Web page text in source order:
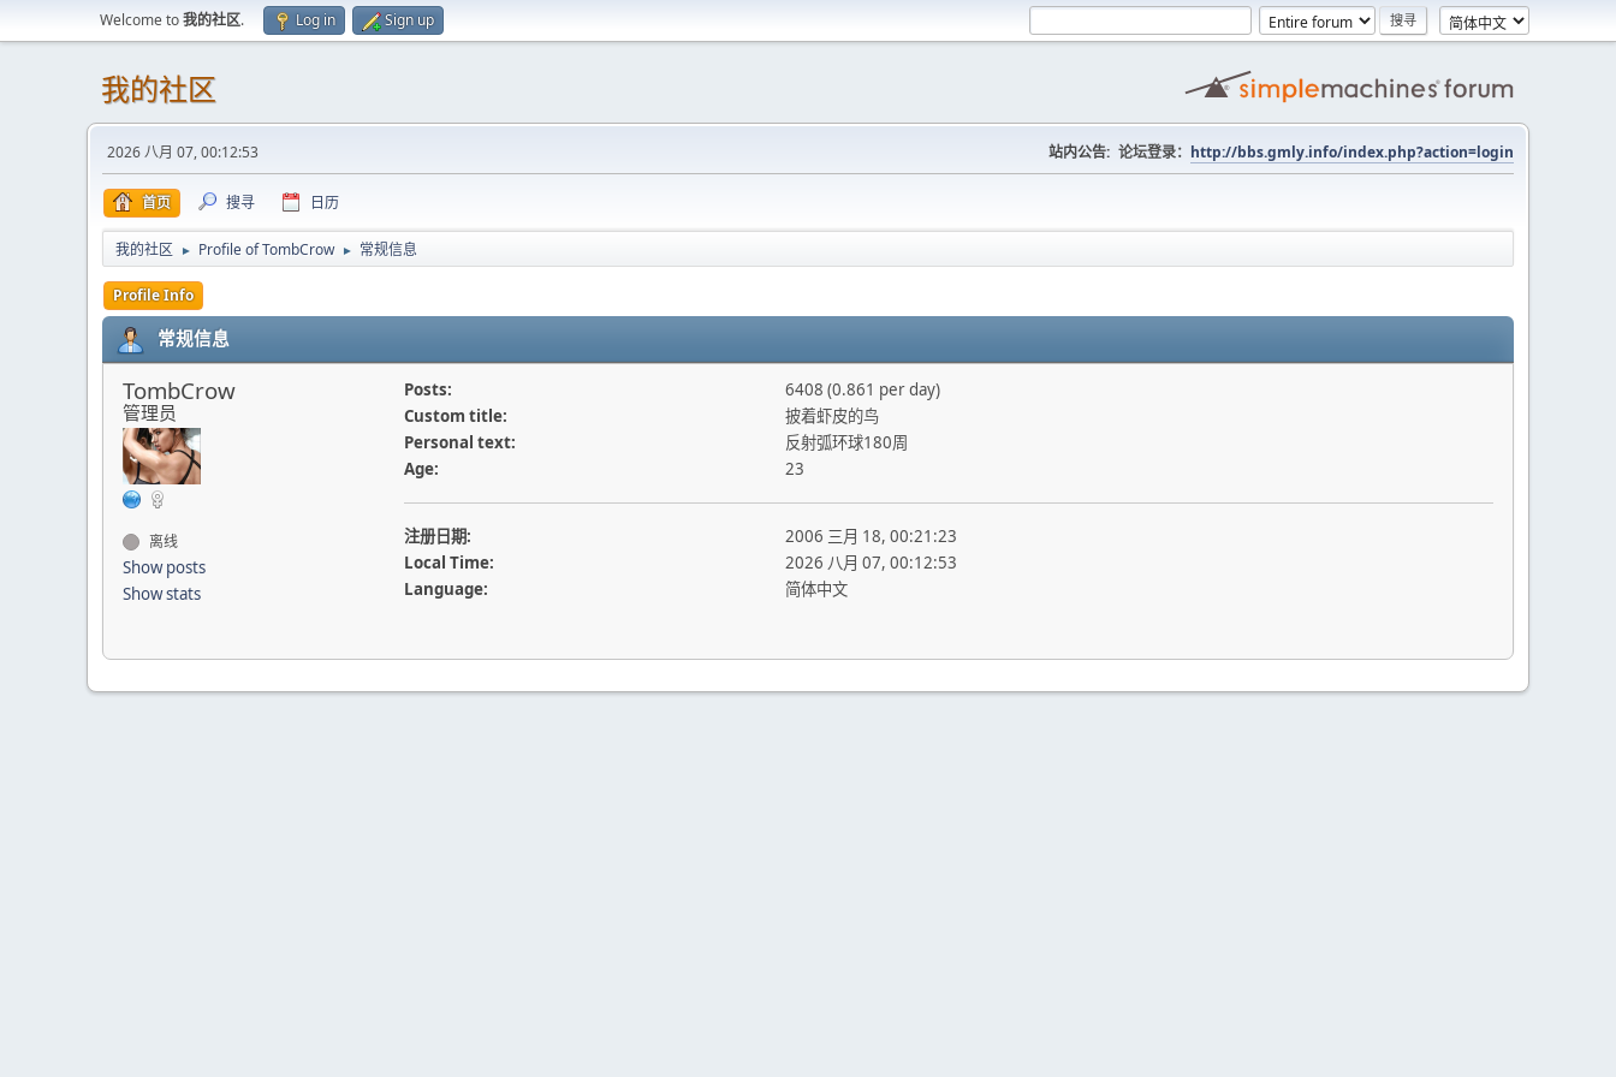
Welcome to我的社区. Log in Sign up
我的社区
2026 八月 07, 00:12:53 站内公告: 论坛登录： http://bbs.gmly.info/index.php?action=login
首页 搜寻 日历
我的社区 ► Profile of TombCrow ► 常规信息
Profile Info
常规信息
TombCrow
管理员
离线
Show posts
Show stats
Posts:
6408 (0.861 per day)
Custom title:
披着虾皮的鸟
Personal text:
反射弧环球180周
Age:
23
注册日期:
2006 三月 18, 00:21:23
Local Time:
2026 八月 07, 00:12:53
Language:
简体中文